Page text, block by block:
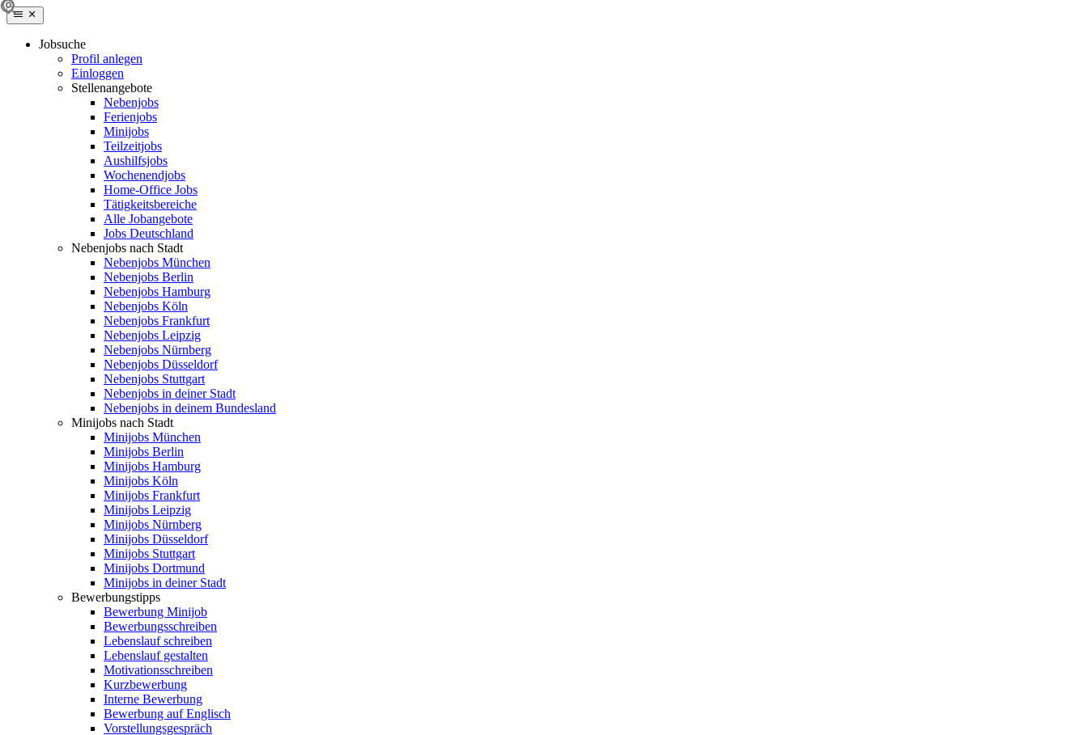
Jobsuche
Profil anlegen
Einloggen
Stellenangebote
Nebenjobs
Ferienjobs
Minijobs
Teilzeitjobs
Aushilfsjobs
Wochenendjobs
Home-Office Jobs
Tätigkeitsbereiche
Alle Jobangebote
Jobs Deutschland
Nebenjobs nach Stadt
Nebenjobs München
Nebenjobs Berlin
Nebenjobs Hamburg
Nebenjobs Köln
Nebenjobs Frankfurt
Nebenjobs Leipzig
Nebenjobs Nürnberg
Nebenjobs Düsseldorf
Nebenjobs Stuttgart
Nebenjobs in deiner Stadt
Nebenjobs in deinem Bundesland
Minijobs nach Stadt
Minijobs München
Minijobs Berlin
Minijobs Hamburg
Minijobs Köln
Minijobs Frankfurt
Minijobs Leipzig
Minijobs Nürnberg
Minijobs Düsseldorf
Minijobs Stuttgart
Minijobs Dortmund
Minijobs in deiner Stadt
Bewerbungstipps
Bewerbung Minijob
Bewerbungsschreiben
Lebenslauf schreiben
Lebenslauf gestalten
Motivationsschreiben
Kurzbewerbung
Interne Bewerbung
Bewerbung auf Englisch
Vorstellungsgespräch